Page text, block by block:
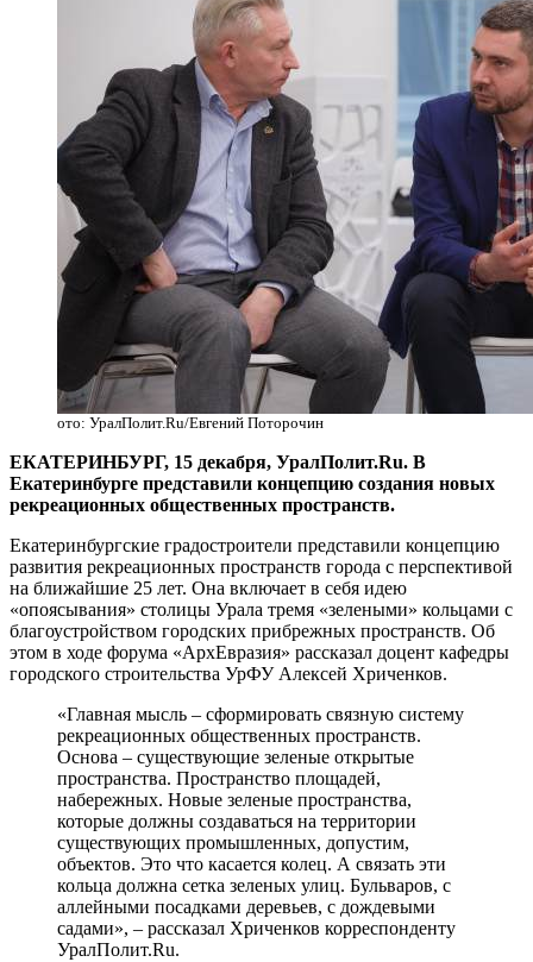
ото: УралПолит.Ru/Евгений Поторочин
ЕКАТЕРИНБУРГ, 15 декабря, УралПолит.Ru. В
Екатеринбурге представили концепцию создания новых
рекреационных общественных пространств.
Екатеринбургские градостроители представили концепцию
развития рекреационных пространств города с перспективой
на ближайшие 25 лет. Она включает в себя идею
«опоясывания» столицы Урала тремя «зелеными» кольцами с
благоустройством городских прибрежных пространств. Об
этом в ходе форума «АрхЕвразия» рассказал доцент кафедры
городского строительства УрФУ Алексей Хриченков.
«Главная мысль – сформировать связную систему
рекреационных общественных пространств.
Основа – существующие зеленые открытые
пространства. Пространство площадей,
набережных. Новые зеленые пространства,
которые должны создаваться на территории
существующих промышленных, допустим,
объектов. Это что касается колец. А связать эти
кольца должна сетка зеленых улиц. Бульваров, с
аллейными посадками деревьев, с дождевыми
садами», – рассказал Хриченков корреспонденту
УралПолит.Ru.